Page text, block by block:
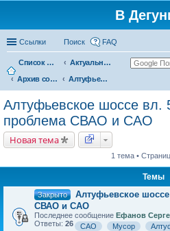
В
Ссылки Поиск FAQ
Список форумов
Актуальные вопросы
Архив событий
Алтуфьевское шоссе вл. 51 - мусорная проблема СВАО и САО
Алтуфьевское шоссе вл.
проблема СВАО и САО
Новая тема
1 тема •
Темы
Закрыто
Алтуфьевское
СВАО и САО
Последнее сообщение Ефанов
Ответы: 26 САО Мусор